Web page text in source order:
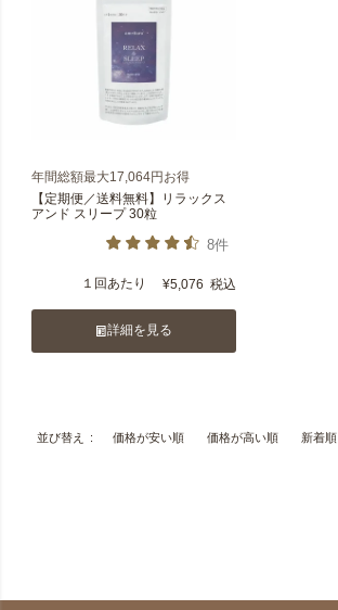
年間総額最大17,064円お得
【定期便／送料無料】リラックス
アンド スリープ 30粒
8件
１回あたり ¥5,076 税込
詳細を見る
並び替え 価格が安い順 価格が高い順 新着順